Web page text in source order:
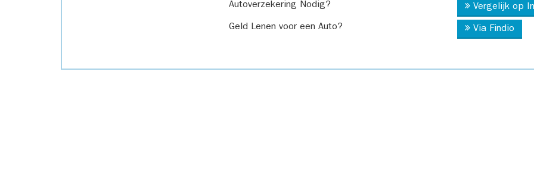
Autoverzekering Nodig? Vergelijk op
Geld Lenen voor een Auto? Via Findio